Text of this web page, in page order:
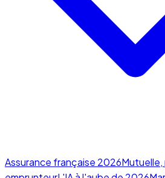
Assurance française 2026